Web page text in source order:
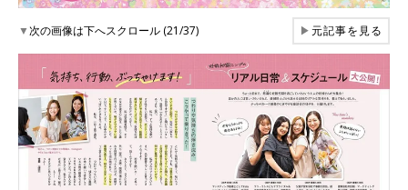
▼次の画像は下へスクロール (21/37) ▶元記事を見る